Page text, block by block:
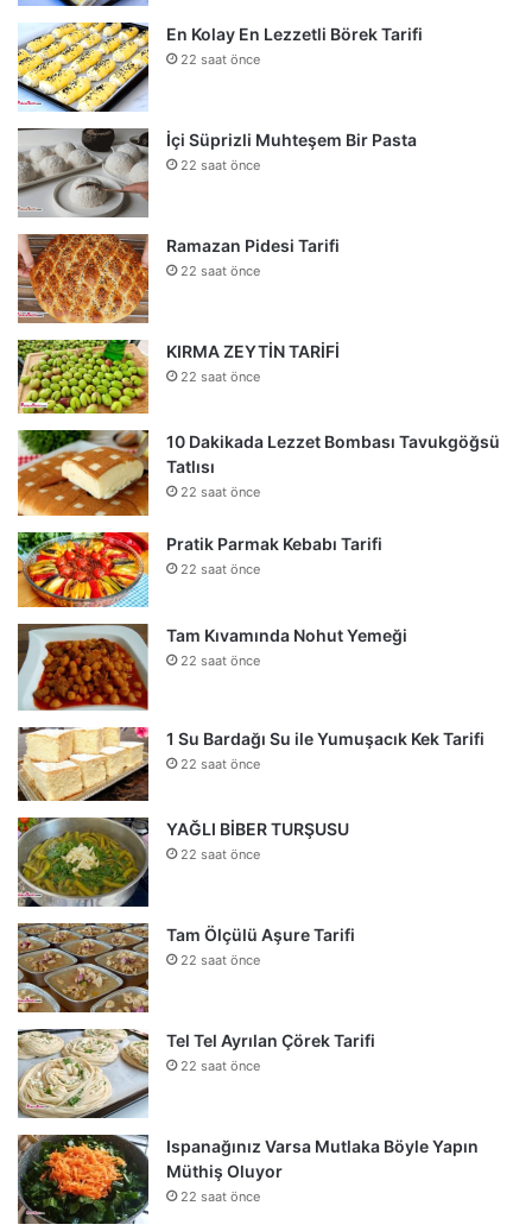
En Kolay En Lezzetli Börek Tarifi
22 saat önce
İçi Süprizli Muhteşem Bir Pasta
22 saat önce
Ramazan Pidesi Tarifi
22 saat önce
KIRMA ZEYTİN TARİFİ
22 saat önce
10 Dakikada Lezzet Bombası Tavukgöğsü
Tatlısı
22 saat önce
Pratik Parmak Kebabı Tarifi
22 saat önce
Tam Kıvamında Nohut Yemeği
22 saat önce
1 Su Bardağı Su ile Yumuşacık Kek Tarifi
22 saat önce
YAĞLI BİBER TURŞUSU
22 saat önce
Tam Ölçülü Aşure Tarifi
22 saat önce
Tel Tel Ayrılan Çörek Tarifi
22 saat önce
Ispanağınız Varsa Mutlaka Böyle Yapın
Müthiş Oluyor
22 saat önce